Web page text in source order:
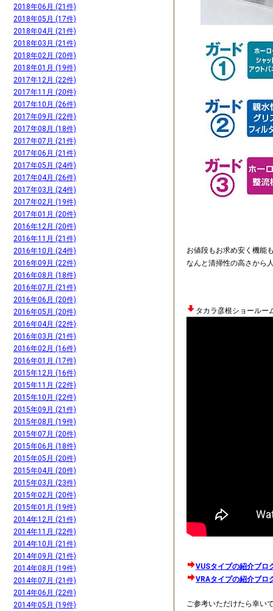
お値段もお求め安く機能
なんと清掃性の高さから
タカラ彦根ショールー
VUSタイプの紹介ブロ
VRAタイプの紹介ブロ
ご参考いただけたら幸い
2018年06月 (21件)
2018年05月 (17件)
2018年04月 (21件)
2018年03月 (21件)
2018年02月 (20件)
2018年01月 (19件)
2017年12月 (22件)
2017年11月 (20件)
2017年10月 (26件)
2017年09月 (22件)
2017年08月 (18件)
2017年07月 (21件)
2017年06月 (21件)
2017年05月 (24件)
2017年04月 (26件)
2017年03月 (24件)
2017年02月 (19件)
2017年01月 (20件)
2016年12月 (20件)
2016年11月 (21件)
2016年10月 (24件)
2016年09月 (22件)
2016年08月 (18件)
2016年07月 (21件)
2016年06月 (20件)
2016年05月 (20件)
2016年04月 (22件)
2016年03月 (21件)
2016年02月 (16件)
2016年01月 (17件)
2015年12月 (16件)
2015年11月 (22件)
2015年10月 (22件)
2015年09月 (21件)
2015年08月 (19件)
2015年07月 (20件)
2015年06月 (18件)
2015年05月 (20件)
2015年04月 (20件)
2015年03月 (23件)
2015年02月 (20件)
2015年01月 (19件)
2014年12月 (21件)
2014年11月 (22件)
2014年10月 (21件)
2014年09月 (21件)
2014年08月 (19件)
2014年07月 (21件)
2014年06月 (22件)
2014年05月 (19件)